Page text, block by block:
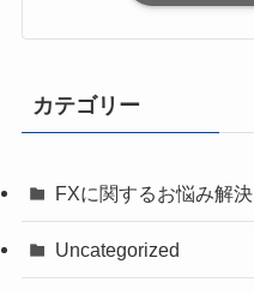
カテゴリー
FXに関するお悩み解決
Uncategorized